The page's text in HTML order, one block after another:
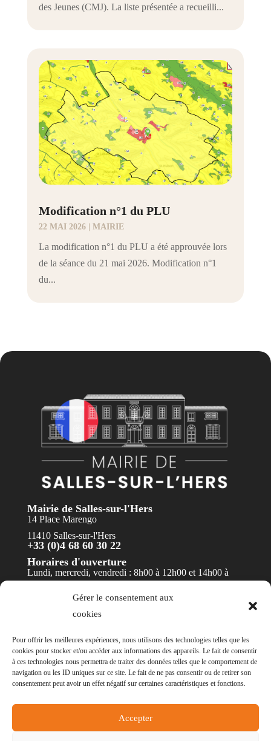
Gérer le consentement aux
cookies
Pour offrir les meilleures expériences, nous utilisons des technologies telles que les
cookies pour stocker et/ou accéder aux informations des appareils. Le fait de consentir
à ces technologies nous permettra de traiter des données telles que le comportement de
navigation ou les ID uniques sur ce site. Le fait de ne pas consentir ou de retirer son
consentement peut avoir un effet négatif sur certaines caractéristiques et fonctions.
Accepter
des Jeunes (CMJ). La liste présentée a recueilli...
Modification n°1 du PLU
22 MAI 2026| MAIRIE
La modification n°1 du PLU a été approuvée lors
de la séance du 21 mai 2026. Modification n°1
du...
Mairie de Salles-sur-l'Hers
14 Place Marengo
11410 Salles-sur-l'Hers
+33 (0)4 68 60 30 22
Horaires d'ouverture
Lundi, mercredi, vendredi : 8h00 à 12h00 et 14h00 à
© Mairie de Salles-sur-l'Hers - RéalisationPOCA
Politique des cookies